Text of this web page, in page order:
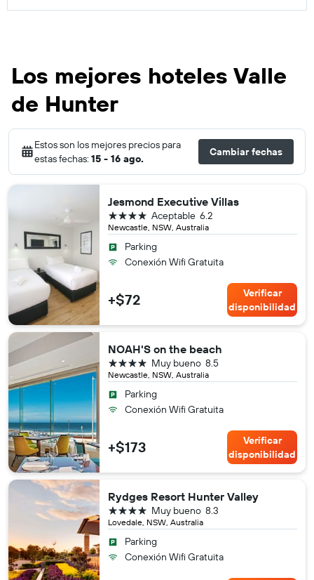
Los mejores hoteles Valle
de Hunter
Estos son los mejores precios para
estas fechas: 15 - 16 ago.
Cambiar fechas
Jesmond Executive Villas
Newcastle, NSW, Australia
6.2
Aceptable
4 estrellas
Parking
Conexión Wifi Gratuita
+$72
Verificar
disponibilidad
NOAH'S on the beach
Newcastle, NSW, Australia
8.5
Muy bueno
4 estrellas
Parking
Conexión Wifi Gratuita
+$173
Verificar
disponibilidad
Rydges Resort Hunter Valley
Lovedale, NSW, Australia
8.3
Muy bueno
4 estrellas
Parking
Conexión Wifi Gratuita